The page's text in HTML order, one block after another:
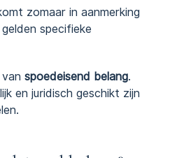
zomaar in aanmerking
specifieke
spoedeisend belang.
en juridisch geschikt zijn